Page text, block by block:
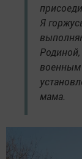
Я
военным
мама.